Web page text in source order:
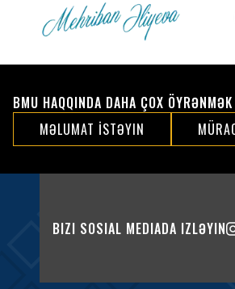
BMU HAQQINDA DAHA ÇOX
MƏLUMAT İSTƏYIN
BIZI SOSIAL MEDIADA IZLƏYIN